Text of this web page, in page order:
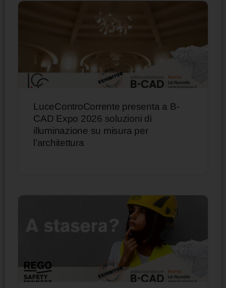
LuceControCorrente presenta a B-
CAD Expo 2026 soluzioni di
illuminazione su misura per
l’architettura